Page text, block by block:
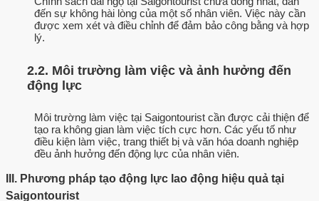
đến sự không hài lòng của một số nhân viên. Việc này cần
được xem xét và điều chỉnh để đảm bảo công bằng và hợp
lý.
2.2. Môi trường làm việc và ảnh hưởng đến
động lực
Môi trường làm việc tại Saigontourist cần được cải thiện để
tạo ra không gian làm việc tích cực hơn. Các yếu tố như
điều kiện làm việc, trang thiết bị và văn hóa doanh nghiệp
đều ảnh hưởng đến động lực của nhân viên.
III. Phương pháp tạo động lực lao động hiệu quả tại
Saigontourist